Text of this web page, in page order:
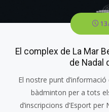
El complex de La Mar
de Nadal
El nostre punt
bàdminton per a tots
d’inscripcions d’Esport